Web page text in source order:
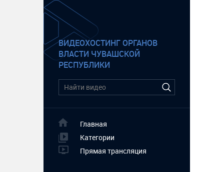
ВИДЕОХОСТИНГ ОРГАНОВ
ВЛАСТИ ЧУВАШСКОЙ
РЕСПУБЛИКИ
Главная
Категории
Прямая трансляция